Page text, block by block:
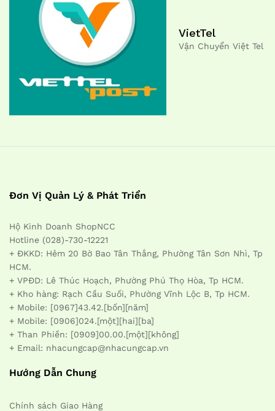
VietTel
Vận Chuyển Việt Tel
Đơn Vị Quản Lý & Phát Triển
Hộ Kinh Doanh ShopNCC
Hotline (028)-730-12221
+ ĐKKD: Hẻm 20 Bờ Bao Tân Thắng, Phường Tân Sơn Nhì, Tp
HCM.
+ VPĐD: Lê Thúc Hoạch, Phường Phú Thọ Hòa, Tp HCM.
+ Kho hàng: Rạch Cầu Suối, Phường Vĩnh Lộc B, Tp HCM.
+ Mobile: [0967]43.42.[bốn][năm]
+ Mobile: [0906]024.[một][hai][ba]
+ Than Phiền: [0909]00.00.[một][không]
+ Email: nhacungcap@nhacungcap.vn
Hướng Dẫn Chung
Chính sách Giao Hàng